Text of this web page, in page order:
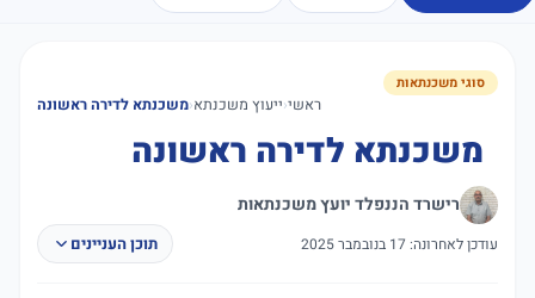
סוגי משכנתאות
ראשי‹ייעוץ משכנתא‹משכנתא לדירה ראשונה
משכנתא לדירה ראשונה
רישרד הננפלד יועץ משכנתאות
עודכן לאחרונה: 17 בנובמבר 2025 תוכן העניינים